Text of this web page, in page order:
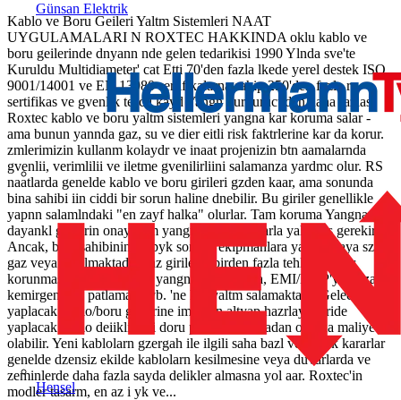
Günsan Elektrik
Hensel
Kablo ve Boru Geileri Yaltm Sistemleri NAAT
UYGULAMALARI N ROXTEC HAKKINDA oklu kablo ve
boru geilerinde dnyann nde gelen tedarikisi 1990 Ylnda sve'te
Kuruldu Multidiameter' cat Etti 70'den fazla lkede yerel destek ISO
9001/14001 ve EN 13980 sertifikalarna sahip 250'den fazla rn
sertifikas ve gvenlik tescil kayd Yangn durdurucudan daha fazlas
Roxtec kablo ve boru yaltm sistemleri yangna kar koruma salar -
ama bunun yannda gaz, su ve dier eitli risk faktrlerine kar da korur.
zmlerimizin kullanm kolaydr ve inaat projenizin btn aamalarnda
gvenlii, verimlilii ve iletme gvenilirliini salamanza yardmc olur. RS
naatlarda genelde kablo ve boru girileri gzden kaar, ama sonunda
bina sahibi iin ciddi bir sorun haline dnebilir. Bu giriler genellikle
yapnn salamlndaki "en zayf halka" olurlar. Tam koruma Yangna
dayankl girilerin onaylanm yangn durdurucularla yaltlmas gerekir.
Ancak, bina sahibinin en byk sorunu ekipmanlara yada binaya szan
gaz veya su olmaktadr. Baz girilerin birden fazla tehlikeye kar
korunmas gerekir. Roxtec yangna, suya, gaza, EMI/EMP'ye, toza,
kemirgenlere, patlamaya vb. 'ne kar yaltm salamaktadr. Gelecekte
yaplacak kablo/boru geilerine imdiden altyap hazrlayn leride
yaplacak kablo deiiklikleri doru planlama olmadan olduka maliyetli
olabilir. Yeni kablolarn gzergah ile ilgili saha bazl verilecek kararlar
genelde dzensiz ekilde kablolarn kesilmesine veya duvarlarda ve
zeminlerde daha fazla sayda delikler almasna yol aar. Roxtec'in
modler tasarm, en az i yk ve...